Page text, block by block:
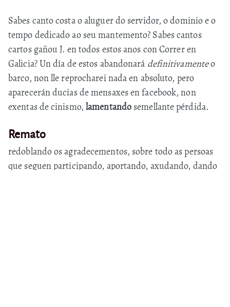
Sabes canto costa o aluguer do servidor, o dominio e o
tempo dedicado ao seu mantemento? Sabes cantos
cartos gañou J. en todos estos anos con Correr en
Galicia? Un día de estos abandonará definitivamenteo
barco, non lle reprocharei nada en absoluto, pero
aparecerán ducias de mensaxes en facebook, non
exentas de cinismo, lamentando semellante pérdida.
Remato
redoblando os agradecementos, sobre todo as persoas
que seguen participando, aportando, axudando, dando